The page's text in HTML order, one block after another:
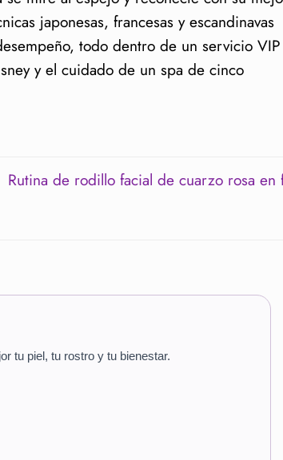
japonesas, francesas y escandinavas
todo dentro de un servicio VIP
y el cuidado de un spa de cinco
Rutina de rodillo facial de cuarzo rosa en
tu piel, tu rostro y tu bienestar.